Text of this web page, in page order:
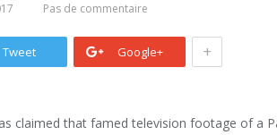
Pas de commentaire
Tweet Google+ +
claimed that famed television footage of a